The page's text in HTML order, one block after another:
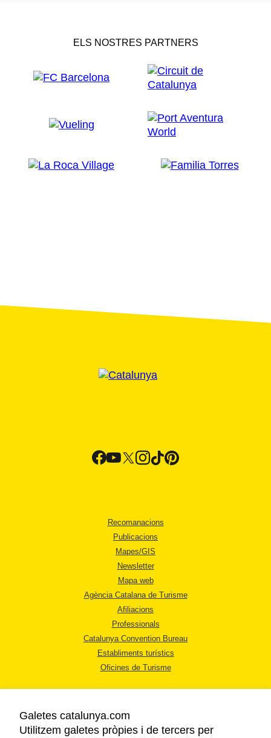
ELS NOSTRES PARTNERS
Recomanacions
Publicacions
Mapes/GIS
Newsletter
Mapa web
Agència Catalana de Turisme
Afiliacions
Professionals
Catalunya Convention Bureau
Establiments turístics
Oficines de Turisme
Galetes catalunya.com
Utilitzem galetes pròpies i de tercers per